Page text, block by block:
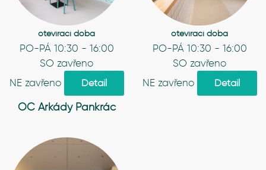
otevírací doba
PO-PÁ 10:30 - 16:00
SO zavřeno
NE zavřeno
Detail
otevírací doba
PO-PÁ 10:30 - 16:00
SO zavřeno
NE zavřeno
Detail
OC Arkády Pankrác